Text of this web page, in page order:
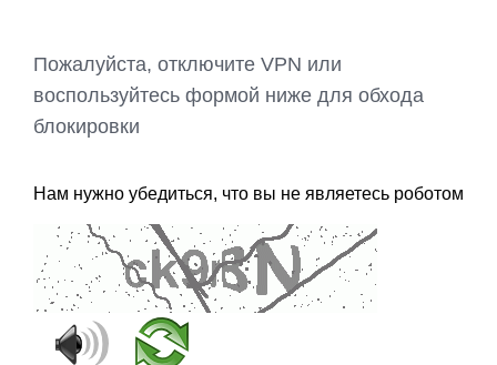
Пожалуйста, отключите VPN или
воспользуйтесь формой ниже для обхода
блокировки
Нам нужно убедиться, что вы не являетесь роботом